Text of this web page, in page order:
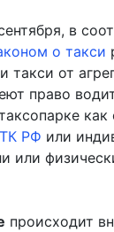
в
о такси
такси от
право
как
ТК РФ или
или
происходит